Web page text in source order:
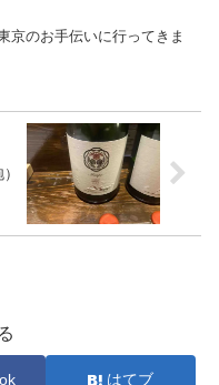
京のお手伝いに行ってきま
はてブ